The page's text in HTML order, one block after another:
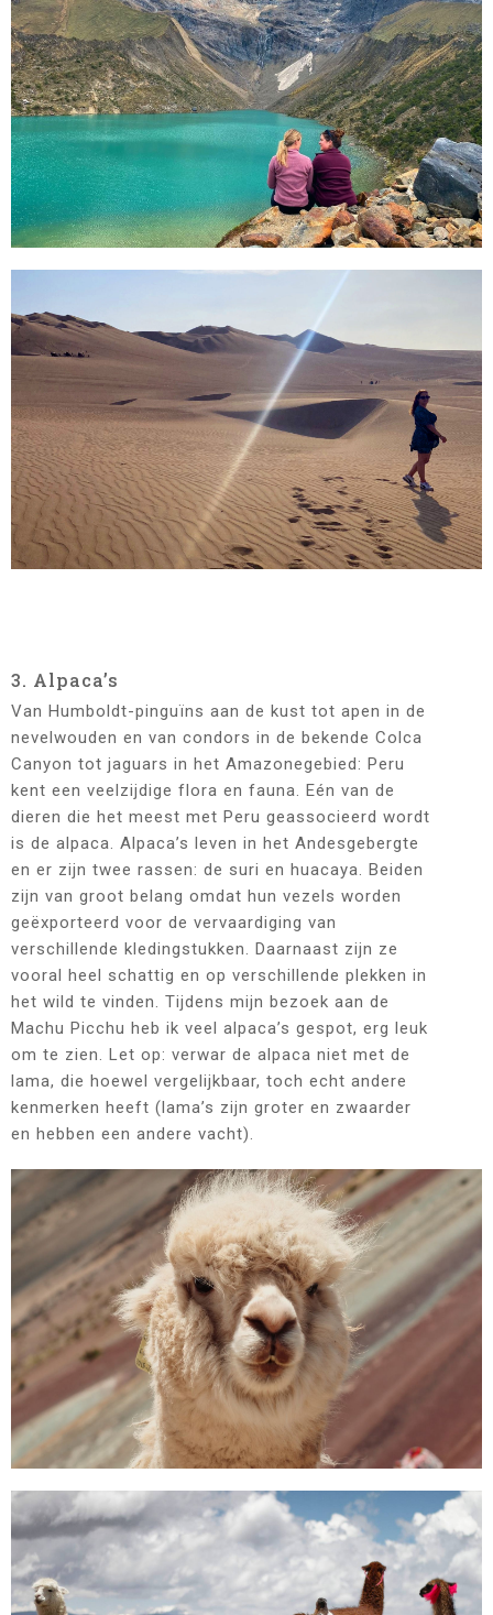
3. Alpaca’s
Van Humboldt-pinguïns aan de kust tot apen in de
nevelwouden en van condors in de bekende Colca
Canyon tot jaguars in het Amazonegebied: Peru
kent een veelzijdige flora en fauna. Eén van de
dieren die het meest met Peru geassocieerd wordt
is de alpaca. Alpaca’s leven in het Andesgebergte
en er zijn twee rassen: de suri en huacaya. Beiden
zijn van groot belang omdat hun vezels worden
geëxporteerd voor de vervaardiging van
verschillende kledingstukken. Daarnaast zijn ze
vooral heel schattig en op verschillende plekken in
het wild te vinden. Tijdens mijn bezoek aan de
Machu Picchu heb ik veel alpaca’s gespot, erg leuk
om te zien. Let op: verwar de alpaca niet met de
lama, die hoewel vergelijkbaar, toch echt andere
kenmerken heeft (lama’s zijn groter en zwaarder
en hebben een andere vacht).